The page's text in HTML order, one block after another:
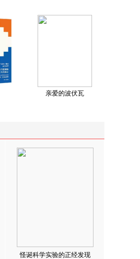
亲爱的波伏瓦
怪诞科学实验的正经发现